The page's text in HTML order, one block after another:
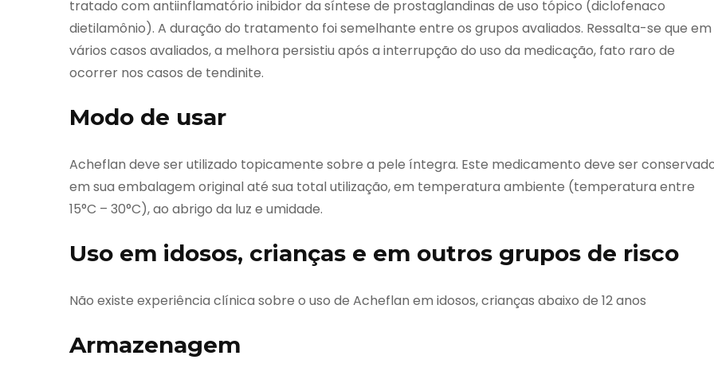
tratado com antiinflamatório inibidor da síntese de prostaglandinas de uso tópico (diclofenaco
dietilamônio). A duração do tratamento foi semelhante entre os grupos avaliados. Ressalta-se que em
vários casos avaliados, a melhora persistiu após a interrupção do uso da medicação, fato raro de
ocorrer nos casos de tendinite.
Modo de usar
Acheflan deve ser utilizado topicamente sobre a pele íntegra. Este medicamento deve ser
em sua embalagem original até sua total utilização, em temperatura ambiente (temperatura entre
15°C – 30°C), ao abrigo da luz e umidade.
Uso em idosos, crianças e em outros grupos de risco
Não existe experiência clínica sobre o uso de Acheflan em idosos, crianças abaixo de 12 anos
Armazenagem